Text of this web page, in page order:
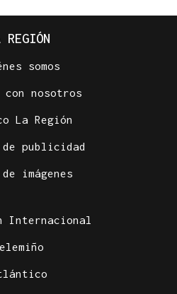
REGIÓN
somos
con nosotros
La Región
publicidad
imágenes
Internacional